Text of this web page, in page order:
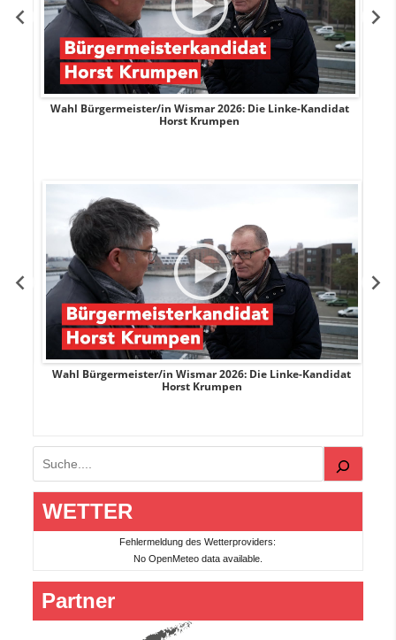
Wahl Bürgermeister/in Wismar 2026: Die Linke-Kandidat
Horst Krumpen
Wahl Bürgermeister/in Wismar 2026: Die Linke-Kandidat
Horst Krumpen
Suchen
WETTER
Fehlermeldung des Wetterproviders:
No OpenMeteo data available.
Partner